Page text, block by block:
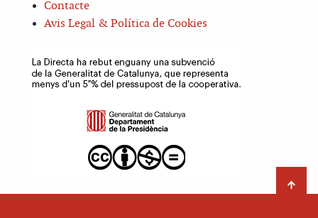
Contacte
Avis Legal & Política de Cookies